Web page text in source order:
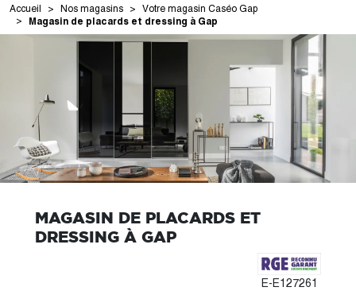
Accueil Nos magasins Votre magasin Caséo Gap
Magasin de placards et dressing à Gap
MAGASIN DE PLACARDS ET
DRESSING À GAP
E-E127261